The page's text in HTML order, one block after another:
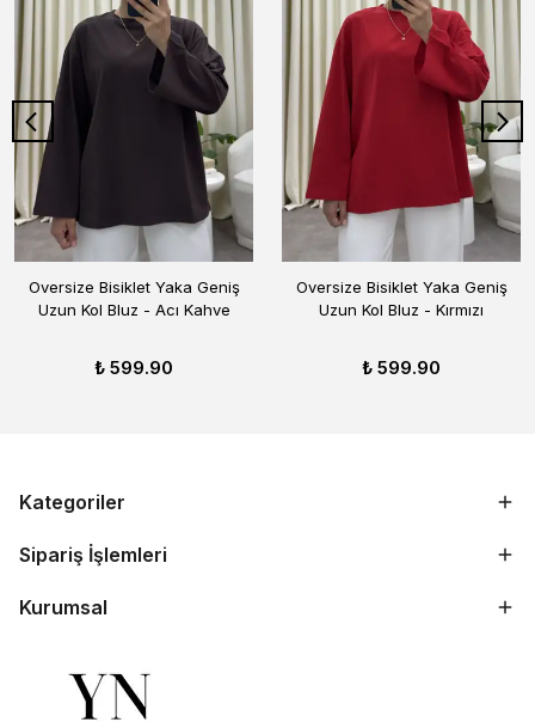
Oversize Bisiklet Yaka Geniş
Uzun Kol Bluz - Acı Kahve
₺ 599.90
Oversize Bisiklet Yaka Geniş
Uzun Kol Bluz - Kırmızı
₺ 599.90
Kategoriler
Sipariş İşlemleri
Kurumsal